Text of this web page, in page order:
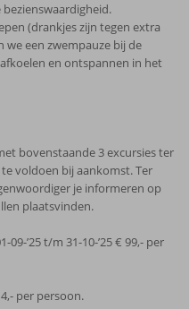
(drankjes zijn tegen extra
we een zwempauze bij de
en ontspannen in het
bovenstaande 3 excursies ter
voldoen bij aankomst. Ter
je informeren op
plaatsvinden.
09-’25 t/m 31-10-’25 € 99,- per
per persoon.